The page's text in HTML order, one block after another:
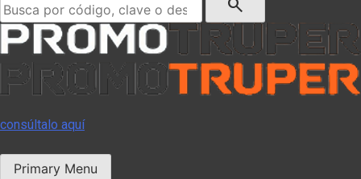
consúltalo aquí
Primary Menu